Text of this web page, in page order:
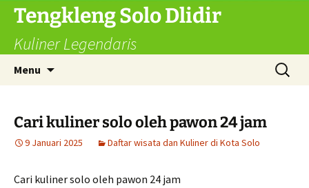
Langsung
Tengkleng Solo Dlidir
Kuliner Legendaris
Menu
Cari
untuk:
Cari kuliner solo oleh pawon 24 jam
9 Januari 2025 Daftar wisata dan Kuliner di Kota Solo
Cari kuliner solo oleh pawon 24 jam